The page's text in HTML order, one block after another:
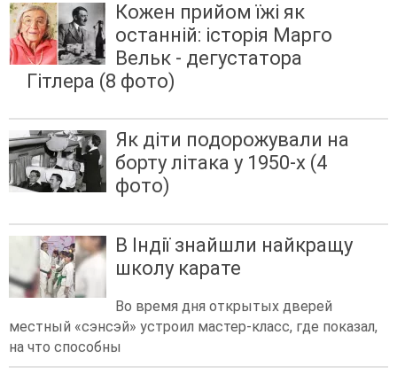
Кожен прийом їжі як
останній: історія Марго
Вельк - дегустатора
Гітлера (8 фото)
Як діти подорожували на
борту літака у 1950-х (4
фото)
В Індії знайшли найкращу
школу карате
Во время дня открытых дверей
местный «сэнсэй» устроил мастер-класс, где показал,
на что способны